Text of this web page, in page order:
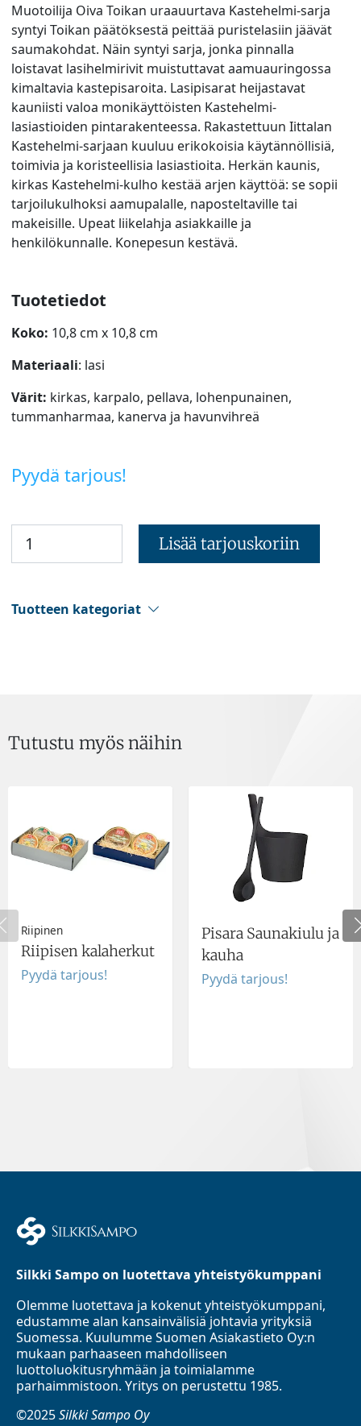
Muotoilija Oiva Toikan uraauurtava Kastehelmi-sarja
syntyi Toikan päätöksestä peittää puristelasiin jäävät
saumakohdat. Näin syntyi sarja, jonka pinnalla
loistavat lasihelmirivit muistuttavat aamuauringossa
kimaltavia kastepisaroita. Lasipisarat heijastavat
kauniisti valoa monikäyttöisten Kastehelmi-
lasiastioiden pintarakenteessa. Rakastettuun Iittalan
Kastehelmi-sarjaan kuuluu erikokoisia käytännöllisiä,
toimivia ja koristeellisia lasiastioita. Herkän kaunis,
kirkas Kastehelmi-kulho kestää arjen käyttöä: se sopii
tarjoilukulhoksi aamupalalle, naposteltaville tai
makeisille. Upeat liikelahja asiakkaille ja
henkilökunnalle. Konepesun kestävä.
Tuotetiedot
Koko: 10,8 cm x 10,8 cm
Materiaali: lasi
Värit: kirkas, karpalo, pellava, lohenpunainen,
tummanharmaa, kanerva ja havunvihreä
Pyydä tarjous!
Lisää tarjouskoriin
Tuotteen kategoriat
Tutustu myös näihin
Riipinen
Riipisen kalaherkut
Pyydä tarjous!
Pisara Saunakiulu ja
kauha
Pyydä tarjous!
Silkki Sampo on luotettava yhteistyökumppani
Olemme luotettava ja kokenut yhteistyökumppani,
edustamme alan kansainvälisiä johtavia yrityksiä
Suomessa. Kuulumme Suomen Asiakastieto Oy:n
mukaan parhaaseen mahdolliseen
luottoluokitusryhmään ja toimialamme
parhaimmistoon. Yritys on perustettu 1985.
©2025Silkki Sampo Oy